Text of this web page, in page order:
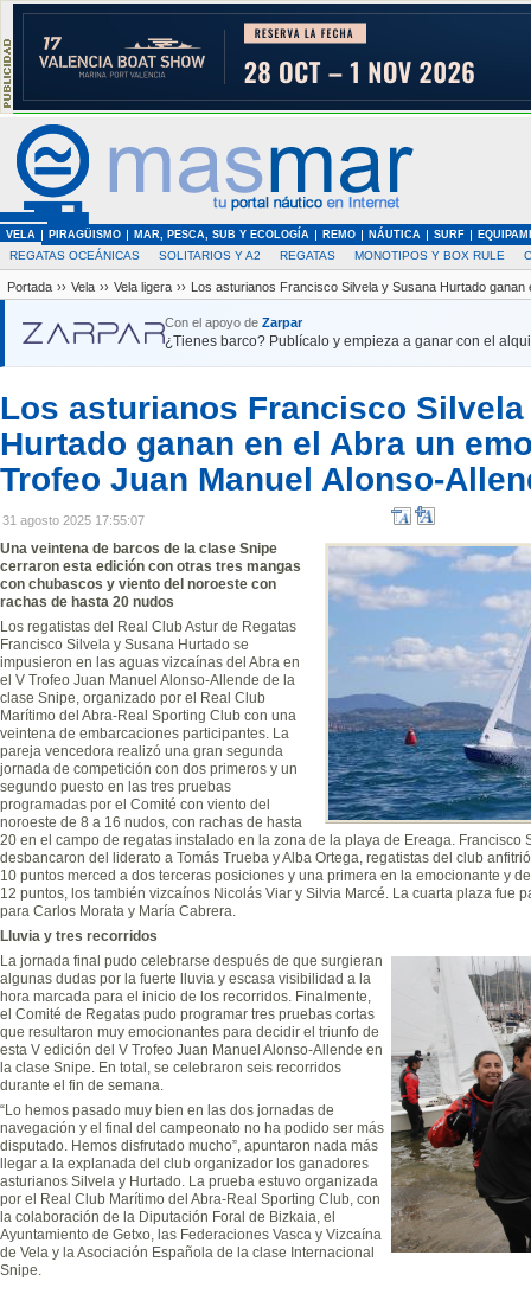
VELA PIRAGÜISMO MAR, PESCA, SUB Y ECOLOGÍA REMO NÁUTICA SURF
REGATAS OCEÁNICAS SOLITARIOS Y A2 REGATAS MONOTIPOS Y BOX RULE
Portada ›› Vela ›› Vela ligera ›› Los asturianos Francisco Silvela y Susana Hurtado
Con el apoyo de Zarpar
¿Tienes barco? Publícalo y empieza a ganar con el
Los asturianos Francisco Silvela
Hurtado ganan en el Abra un
Trofeo Juan Manuel Alonso-
31 agosto 2025 17:55:07
Una veintena de barcos de la clase Snipe
cerraron esta edición con otras tres mangas
con chubascos y viento del noroeste con
rachas de hasta 20 nudos
Los regatistas del Real Club Astur de Regatas
Francisco Silvela y Susana Hurtado se
impusieron en las aguas vizcaínas del Abra en
el V Trofeo Juan Manuel Alonso-Allende de la
clase Snipe, organizado por el Real Club
Marítimo del Abra-Real Sporting Club con una
veintena de embarcaciones participantes. La
pareja vencedora realizó una gran segunda
jornada de competición con dos primeros y un
segundo puesto en las tres pruebas
programadas por el Comité con viento del
noroeste de 8 a 16 nudos, con rachas de hasta
20 en el campo de regatas instalado en la zona de la playa de Ereaga. Francisco
desbancaron del liderato a Tomás Trueba y Alba Ortega, regatistas del club
10 puntos merced a dos terceras posiciones y una primera en la emocionante y
12 puntos, los también vizcaínos Nicolás Viar y Silvia Marcé. La cuarta plaza fue
para Carlos Morata y María Cabrera.
Lluvia y tres recorridos
La jornada final pudo celebrarse después de que surgieran
algunas dudas por la fuerte lluvia y escasa visibilidad a la
hora marcada para el inicio de los recorridos. Finalmente,
el Comité de Regatas pudo programar tres pruebas cortas
que resultaron muy emocionantes para decidir el triunfo de
esta V edición del V Trofeo Juan Manuel Alonso-Allende en
la clase Snipe. En total, se celebraron seis recorridos
durante el fin de semana.
“Lo hemos pasado muy bien en las dos jornadas de
navegación y el final del campeonato no ha podido ser más
disputado. Hemos disfrutado mucho”, apuntaron nada más
llegar a la explanada del club organizador los ganadores
asturianos Silvela y Hurtado. La prueba estuvo organizada
por el Real Club Marítimo del Abra-Real Sporting Club, con
la colaboración de la Diputación Foral de Bizkaia, el
Ayuntamiento de Getxo, las Federaciones Vasca y Vizcaína
de Vela y la Asociación Española de la clase Internacional
Snipe.